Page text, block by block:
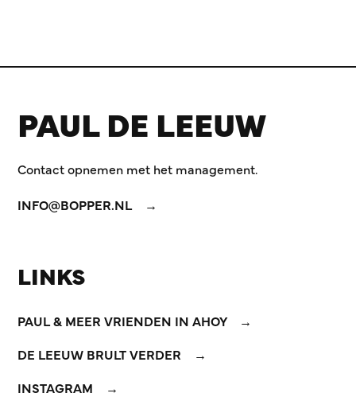
PAUL DE LEEUW
Contact opnemen met het management.
INFO@BOPPER.NL
LINKS
PAUL & MEER VRIENDEN IN AHOY
DE LEEUW BRULT VERDER
INSTAGRAM